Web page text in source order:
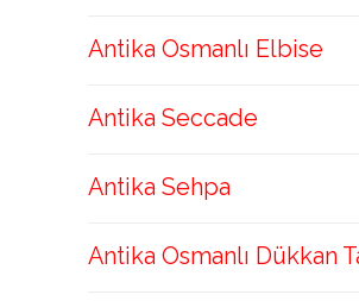
Antika Osmanlı Elbise
Antika Seccade
Antika Sehpa
Antika Osmanlı Dükkan